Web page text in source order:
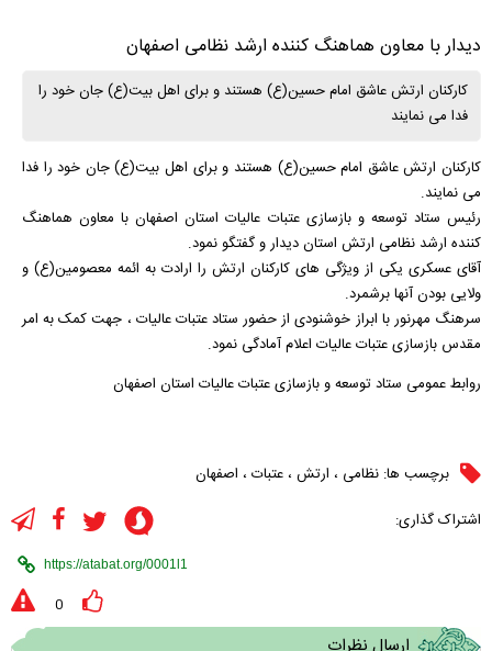
دیدار با معاون هماهنگ کننده ارشد نظامی اصفهان
کارکنان ارتش عاشق امام حسین(ع) هستند و برای اهل بیت(ع) جان خود را
فدا می نمایند
کارکنان ارتش عاشق امام حسین(ع) هستند و برای اهل بیت(ع) جان خود را فدا
می نمایند.
رئیس ستاد توسعه و بازسازی عتبات عالیات استان اصفهان با معاون هماهنگ
کننده ارشد نظامی ارتش استان دیدار و گفتگو نمود.
آقای عسکری یکی از ویژگی های کارکنان ارتش را ارادت به ائمه معصومین(ع) و
ولایی بودن آنها برشمرد.
سرهنگ مهرنور با ابراز خوشنودی از حضور ستاد عتبات عالیات ، جهت کمک به امر
مقدس بازسازی عتبات عالیات اعلام آمادگی نمود.
روابط عمومی ستاد توسعه و بازسازی عتبات عالیات استان اصفهان
برچسب ها: نظامی ، ارتش ، عتبات ، اصفهان
اشتراک گذاری:
0